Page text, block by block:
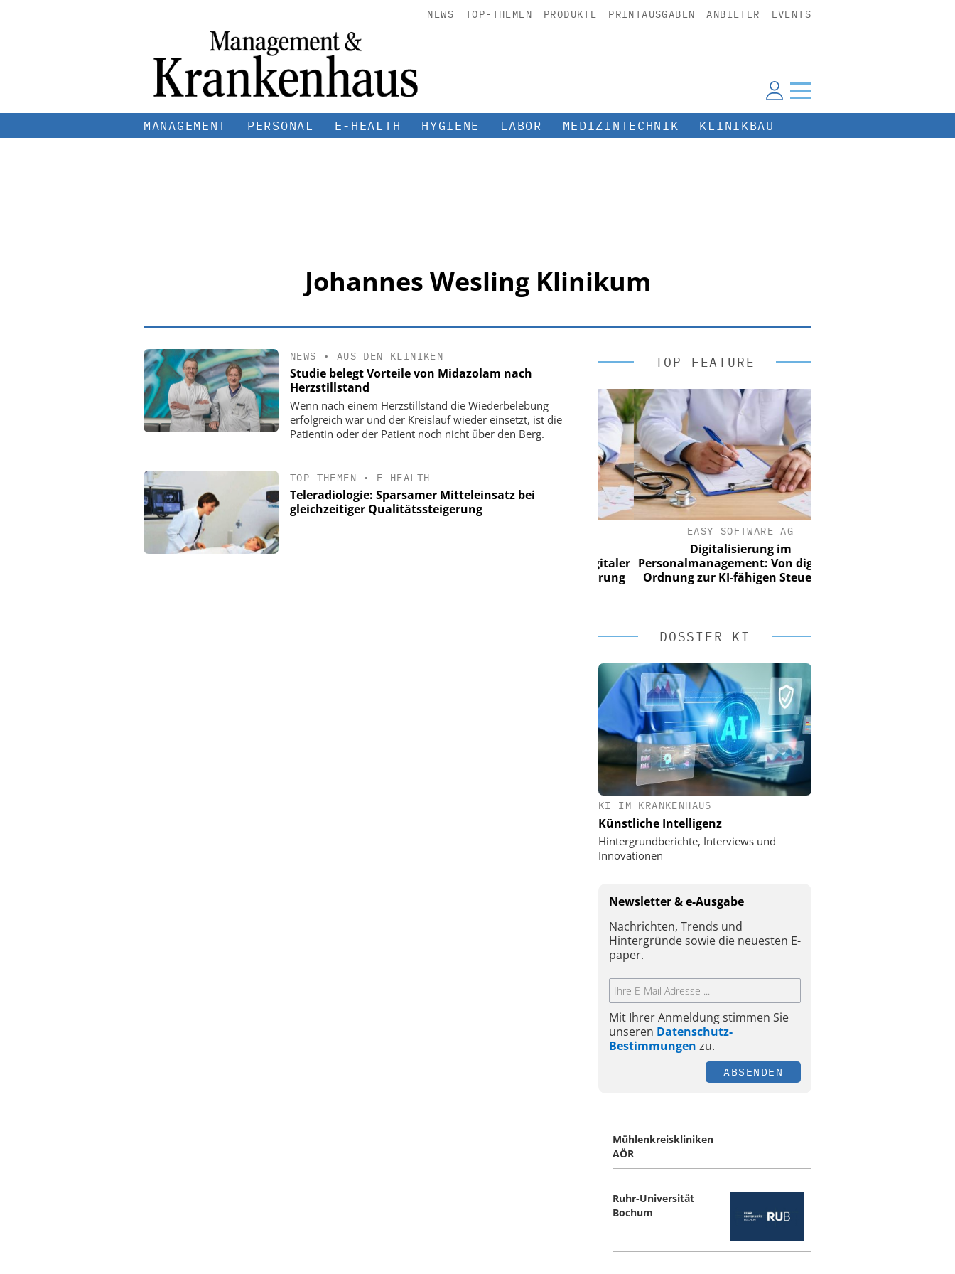
NEWS TOP-THEMEN PRODUKTE PRINTAUSGABEN ANBIETER EVENTS
MANAGEMENT PERSONAL E-HEALTH HYGIENE LABOR MEDIZINTECHNIK KLINIKBAU
Johannes Wesling Klinikum
NEWS • AUS DEN KLINIKEN
Studie belegt Vorteile von Midazolam nach
Herzstillstand
Wenn nach einem Herzstillstand die Wiederbelebung
erfolgreich war und der Kreislauf wieder einsetzt, ist die
Patientin oder der Patient noch nicht über den Berg.
TOP-THEMEN • E-HEALTH
Teleradiologie: Sparsamer Mitteleinsatz bei
gleichzeitiger Qualitätssteigerung
TOP-FEATURE
EASY SOFTWARE AG
Digitalisierung im
Personalmanagement: Von digitaler
EASY SOFTWARE AG
Digitalisierung im
Personalmanagement: Von digitaler
Ordnung zur KI-fähigen Steuerung
DOSSIER KI
KI IM KRANKENHAUS
Künstliche Intelligenz
Hintergrundberichte, Interviews und
Innovationen
Newsletter & e-Ausgabe
Nachrichten, Trends und
Hintergründe sowie die neuesten E-
paper.
Mit Ihrer Anmeldung stimmen Sie
unseren Datenschutz-
Bestimmungen zu.
ABSENDEN
Mühlenkreiskliniken
AÖR
Ruhr-Universität
Bochum